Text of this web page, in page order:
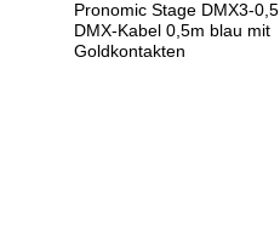
Pronomic Stage DMX3-0,5
DMX-Kabel 0,5m blau mit
Goldkontakten